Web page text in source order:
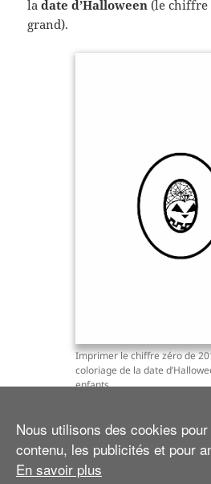
Nous utilisons des cookies
contenu, les publicités et pour
En savoir plus
ladate d’Halloween(le chiffre
grand).
Imprimer le chiffre zéro de
coloriage de la date
enfants
Bonnes vacances, petits